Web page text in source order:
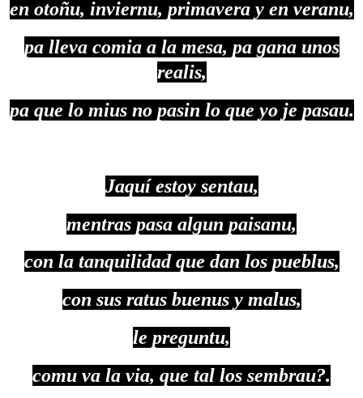
en otoñu, inviernu, primavera y en veranu,
pa lleva comia a la mesa, pa gana unos
realis,
pa que lo mius no pasin lo que yo je pasau.
Jaquí estoy sentau,
mentras pasa algun paisanu,
con la tanquilidad que dan los pueblus,
con sus ratus buenus y malus,
le preguntu,
comu va la via, que tal los sembrau?.